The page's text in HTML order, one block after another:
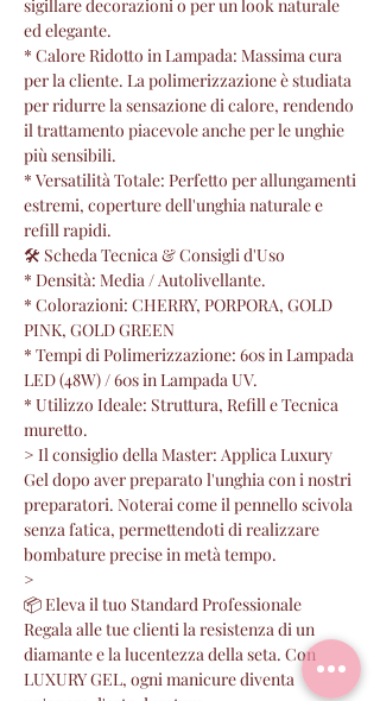
sigillare decorazioni o per un look naturale
ed elegante.
* Calore Ridotto in Lampada: Massima cura
per la cliente. La polimerizzazione è studiata
per ridurre la sensazione di calore, rendendo
il trattamento piacevole anche per le unghie
più sensibili.
* Versatilità Totale: Perfetto per allungamenti
estremi, coperture dell'unghia naturale e
refill rapidi.
🛠 Scheda Tecnica & Consigli d'Uso
* Densità: Media / Autolivellante.
* Colorazioni: CHERRY, PORPORA, GOLD
PINK, GOLD GREEN
* Tempi di Polimerizzazione: 60s in Lampada
LED (48W) / 60s in Lampada UV.
* Utilizzo Ideale: Struttura, Refill e Tecnica
muretto.
> Il consiglio della Master: Applica Luxury
Gel dopo aver preparato l'unghia con i nostri
preparatori. Noterai come il pennello scivola
senza fatica, permettendoti di realizzare
bombature precise in metà tempo.
>
📦 Eleva il tuo Standard Professionale
Regala alle tue clienti la resistenza di un
diamante e la lucentezza della seta. Con
LUXURY GEL, ogni manicure diventa